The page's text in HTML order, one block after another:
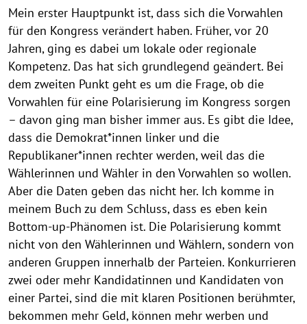
Mein erster Hauptpunkt ist, dass sich die Vorwahlen
für den Kongress verändert haben. Früher, vor 20
Jahren, ging es dabei um lokale oder regionale
Kompetenz. Das hat sich grundlegend geändert. Bei
dem zweiten Punkt geht es um die Frage, ob die
Vorwahlen für eine Polarisierung im Kongress sorgen
– davon ging man bisher immer aus. Es gibt die Idee,
dass die Demokrat*innen linker und die
Republikaner*innen rechter werden, weil das die
Wählerinnen und Wähler in den Vorwahlen so wollen.
Aber die Daten geben das nicht her. Ich komme in
meinem Buch zu dem Schluss, dass es eben kein
Bottom-up-Phänomen ist. Die Polarisierung kommt
nicht von den Wählerinnen und Wählern, sondern von
anderen Gruppen innerhalb der Parteien. Konkurrieren
zwei oder mehr Kandidatinnen und Kandidaten von
einer Partei, sind die mit klaren Positionen berühmter,
bekommen mehr Geld, können mehr werben und